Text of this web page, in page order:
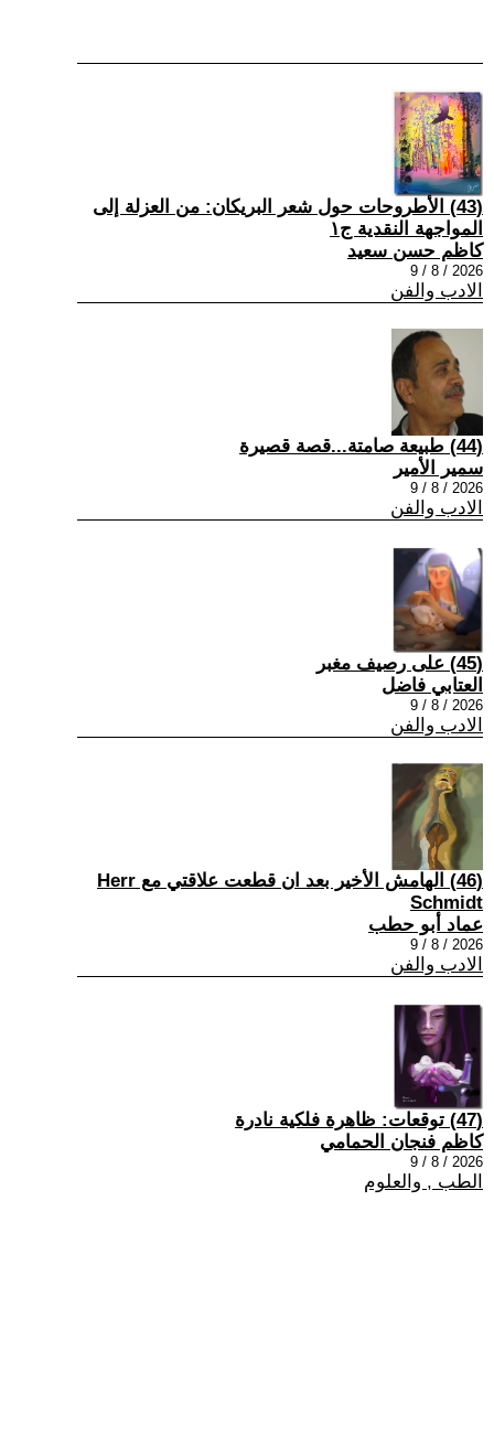
(43) الأطروحات حول شعر البريكان: من العزلة إلى
المواجهة النقدية ج١
كاظم حسن سعيد
2026 / 8 / 9
الادب والفن
(44) طبيعة صامتة...قصة قصيرة
سمير الأمير
2026 / 8 / 9
الادب والفن
(45) على رصيف مغبر
العتابي فاضل
2026 / 8 / 9
الادب والفن
(46) الهامش الأخير بعد ان قطعت علاقتي مع Herr
Schmidt
عماد أبو حطب
2026 / 8 / 9
الادب والفن
(47) توقعات: ظاهرة فلكية نادرة
كاظم فنجان الحمامي
2026 / 8 / 9
الطب , والعلوم